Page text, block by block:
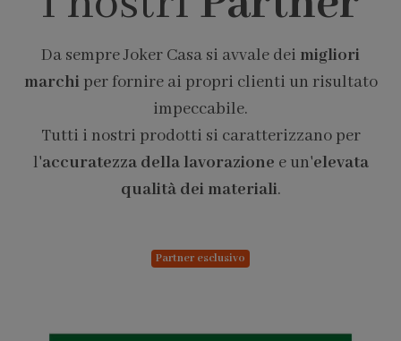
Da sempre Joker Casa si avvale dei migliori
marchiper fornire ai propri clienti un risultato
impeccabile.
Tutti i nostri prodotti si caratterizzano per
l'accuratezza della lavorazione e un'elevata
qualità dei materiali.
Partner esclusivo